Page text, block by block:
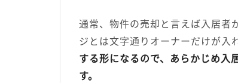
通常、物件の売却と言えば入居者
ジとは文字通りオーナーだけが入
する形になるので、あらかじめ入
す。